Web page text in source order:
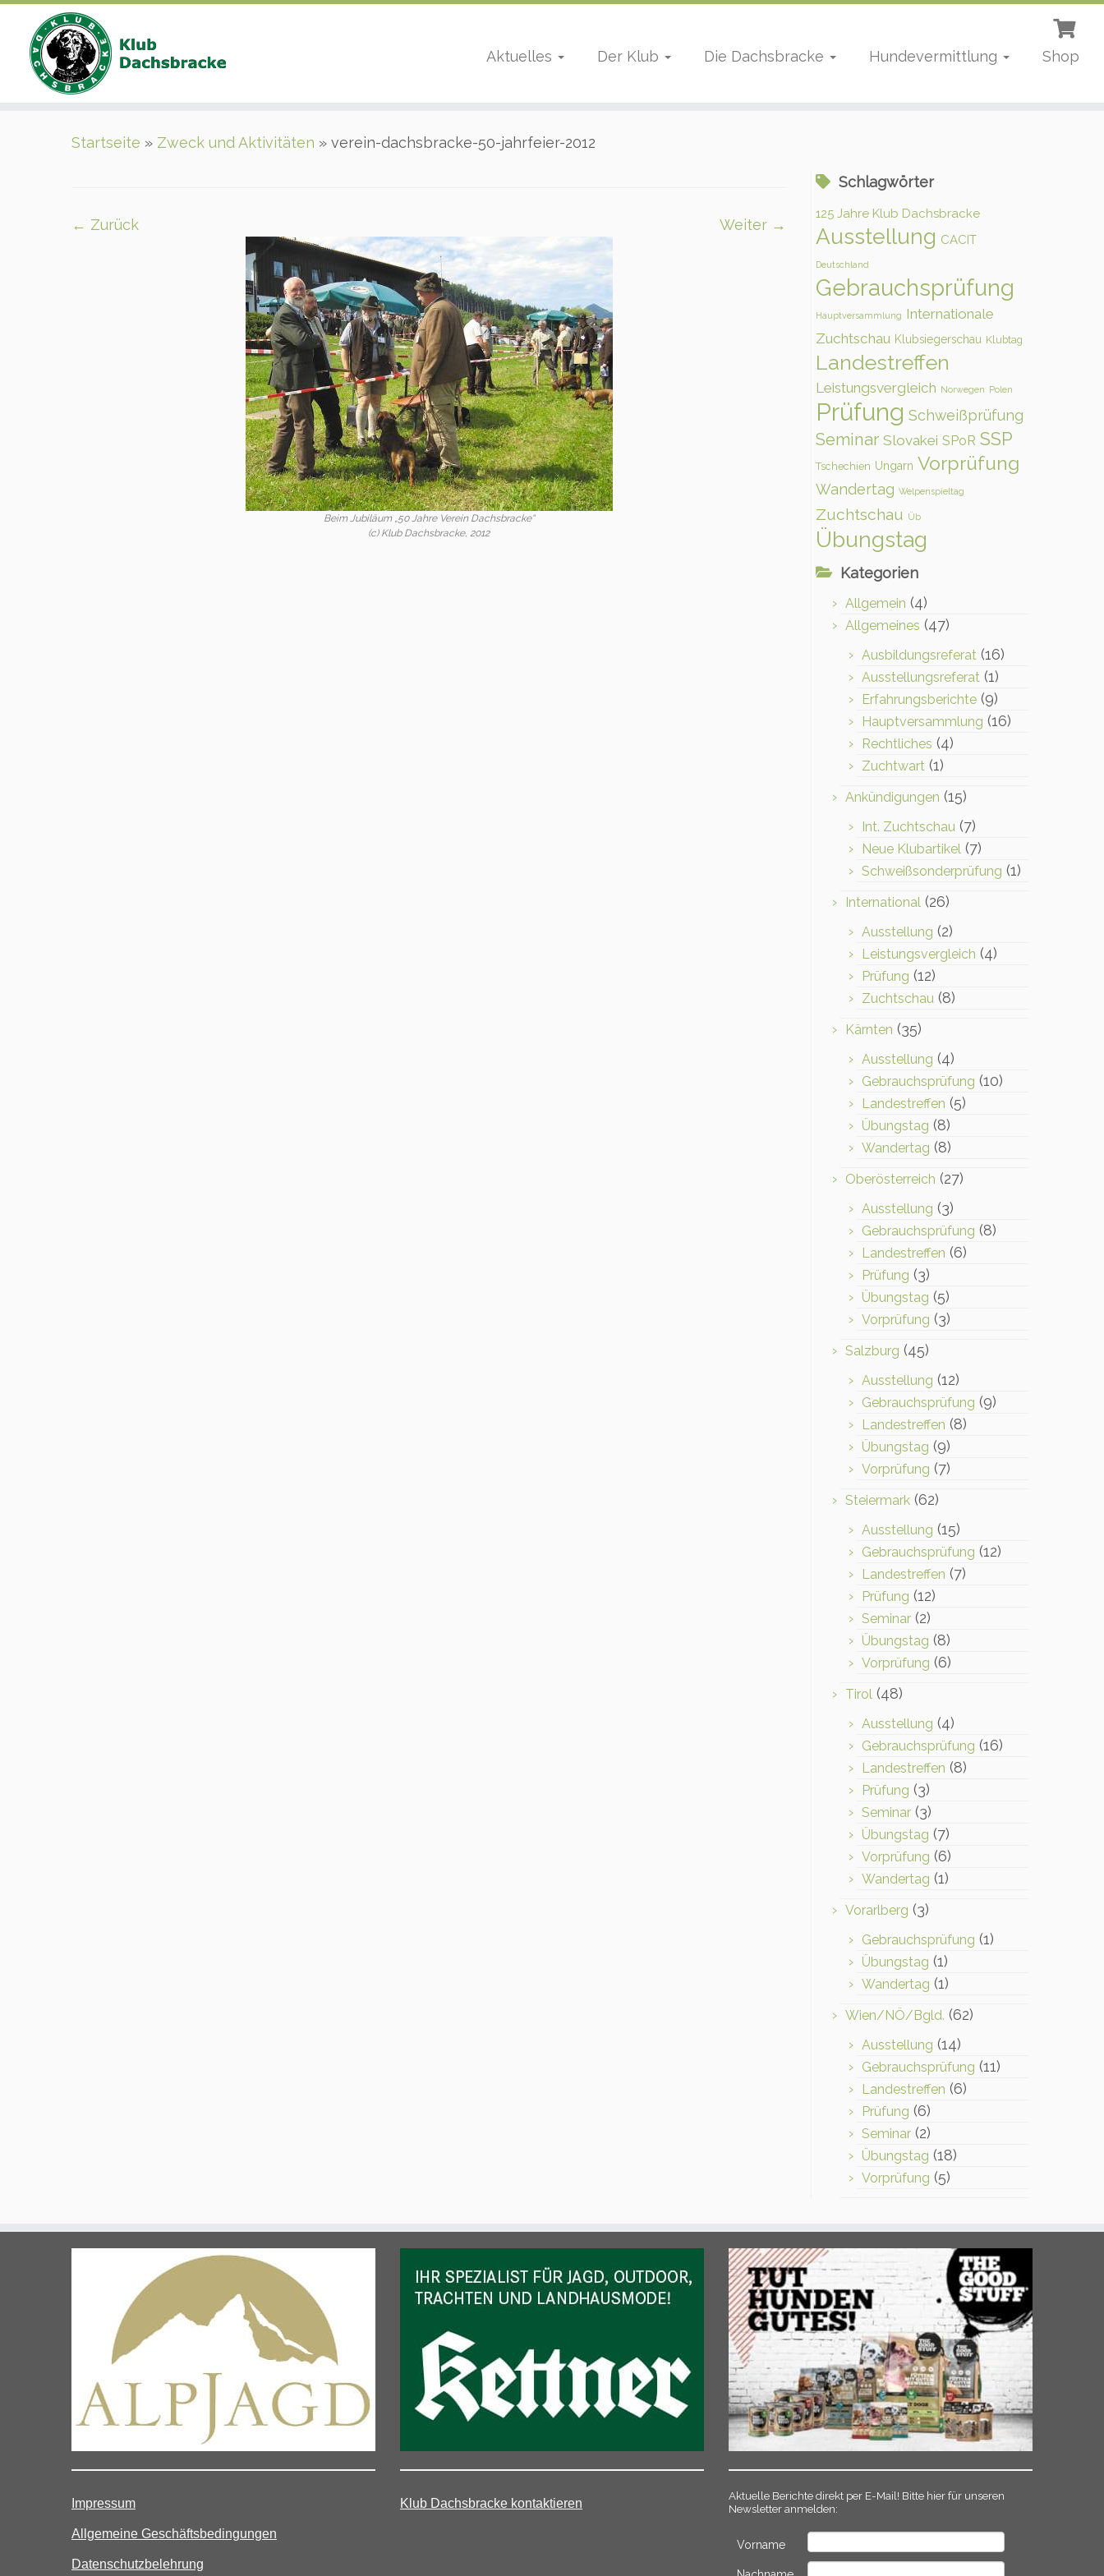
Aktuelles Der Klub Die Dachsbracke Hundevermittlung Shop
Startseite » Zweck und Aktivitäten » verein-dachsbracke-50-jahrfeier-2012
← Zurück Weiter →
Beim Jubiläum „50 Jahre Verein Dachsbracke“
(c) Klub Dachsbracke, 2012
Schlagwörter
125 Jahre Klub Dachsbracke
Ausstellung CACIT
Deutschland
Gebrauchsprüfung
Hauptversammlung Internationale
Zuchtschau Klubsiegerschau Klubtag
Landestreffen
Leistungsvergleich Norwegen Polen
Prüfung Schweißprüfung
Seminar Slovakei SPoR SSP
Tschechien Ungarn Vorprüfung
Wandertag Welpenspieltag
Zuchtschau Üb
Übungstag
Kategorien
Allgemein (4)
Allgemeines (47)
Ausbildungsreferat (16)
Ausstellungsreferat (1)
Erfahrungsberichte (9)
Hauptversammlung (16)
Rechtliches (4)
Zuchtwart (1)
Ankündigungen (15)
Int. Zuchtschau (7)
Neue Klubartikel (7)
Schweißsonderprüfung (1)
International (26)
Ausstellung (2)
Leistungsvergleich (4)
Prüfung (12)
Zuchtschau (8)
Kärnten (35)
Ausstellung (4)
Gebrauchsprüfung (10)
Landestreffen (5)
Übungstag (8)
Wandertag (8)
Oberösterreich (27)
Ausstellung (3)
Gebrauchsprüfung (8)
Landestreffen (6)
Prüfung (3)
Übungstag (5)
Vorprüfung (3)
Salzburg (45)
Ausstellung (12)
Gebrauchsprüfung (9)
Landestreffen (8)
Übungstag (9)
Vorprüfung (7)
Steiermark (62)
Ausstellung (15)
Gebrauchsprüfung (12)
Landestreffen (7)
Prüfung (12)
Seminar (2)
Übungstag (8)
Vorprüfung (6)
Tirol (48)
Ausstellung (4)
Gebrauchsprüfung (16)
Landestreffen (8)
Prüfung (3)
Seminar (3)
Übungstag (7)
Vorprüfung (6)
Wandertag (1)
Vorarlberg (3)
Gebrauchsprüfung (1)
Übungstag (1)
Wandertag (1)
Wien/NÖ/Bgld. (62)
Ausstellung (14)
Gebrauchsprüfung (11)
Landestreffen (6)
Prüfung (6)
Seminar (2)
Übungstag (18)
Vorprüfung (5)
Impressum
Allgemeine Geschäftsbedingungen
Datenschutzbelehrung
Klub Dachsbracke kontaktieren
Aktuelle Berichte direkt per E-Mail! Bitte hier für unseren
Newsletter anmelden:
Vorname